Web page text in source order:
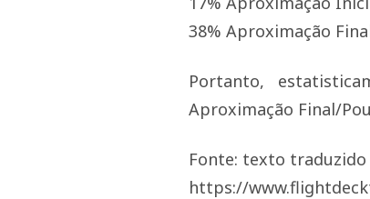
38% Aproximação
Portanto,
Aproximação Final/
Fonte: texto
https://